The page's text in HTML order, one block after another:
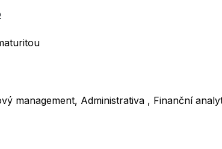
management, Administrativa , Finanční